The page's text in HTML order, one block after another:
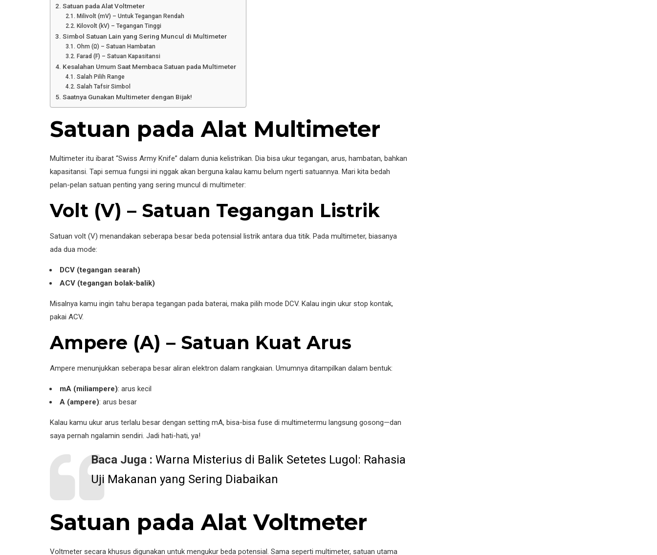
Satuan pada Alat Voltmeter
Milivolt (mV) – Untuk Tegangan Rendah
Kilovolt (kV) – Tegangan Tinggi
Simbol Satuan Lain yang Sering Muncul di Multimeter
Ohm (Ω) – Satuan Hambatan
Farad (F) – Satuan Kapasitansi
Kesalahan Umum Saat Membaca Satuan pada Multimeter
Salah Pilih Range
Salah Tafsir Simbol
Saatnya Gunakan Multimeter dengan Bijak!
Satuan pada Alat Multimeter
Multimeter itu ibarat “Swiss Army Knife” dalam dunia kelistrikan. Dia bisa ukur tegangan, arus, hambatan, bahkan
kapasitansi. Tapi semua fungsi ini nggak akan berguna kalau kamu belum ngerti satuannya. Mari kita bedah
pelan-pelan satuan penting yang sering muncul di multimeter:
Volt (V) – Satuan Tegangan Listrik
Satuan volt (V) menandakan seberapa besar beda potensial listrik antara dua titik. Pada multimeter, biasanya
ada dua mode:
DCV (tegangan searah)
ACV (tegangan bolak-balik)
Misalnya kamu ingin tahu berapa tegangan pada baterai, maka pilih mode DCV. Kalau ingin ukur stop kontak,
pakai ACV.
Ampere (A) – Satuan Kuat Arus
Ampere menunjukkan seberapa besar aliran elektron dalam rangkaian. Umumnya ditampilkan dalam bentuk:
mA (miliampere): arus kecil
A (ampere): arus besar
Kalau kamu ukur arus terlalu besar dengan setting mA, bisa-bisa fuse di multimetermu langsung gosong—dan
saya pernah ngalamin sendiri. Jadi hati-hati, ya!
Baca Juga : Warna Misterius di Balik Setetes Lugol: Rahasia
Uji Makanan yang Sering Diabaikan
Satuan pada Alat Voltmeter
Voltmeter secara khusus digunakan untuk mengukur beda potensial. Sama seperti multimeter, satuan utama